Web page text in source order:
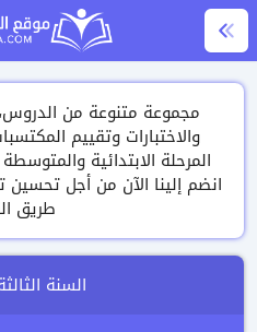
مجموعة متنوعة من
المرحلة الابتدائية
انضم إلينا الآن من أجل تحسين
طريق
السنة